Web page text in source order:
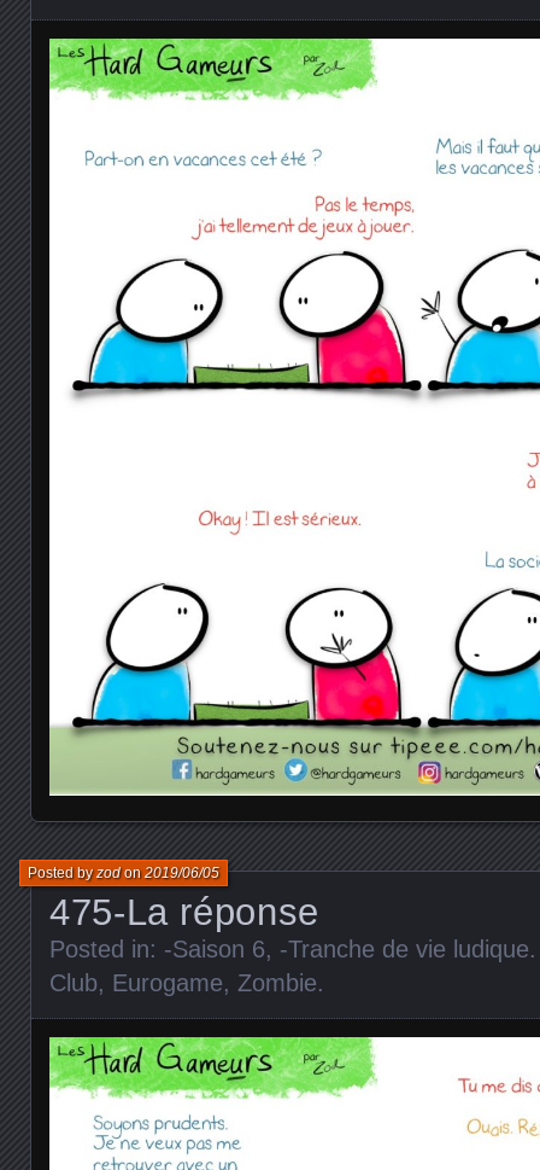
475-La réponse
Posted byzodon2019/06/05
Posted in: -Saison 6, -Tranche de vie ludique
Club, Eurogame, Zombie.